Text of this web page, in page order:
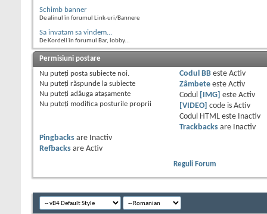
Schimb banner
De alinul în forumul Link-uri/Bannere
Sa invatam sa vindem...
De Kordell în forumul Bar, lobby...
Permisiuni postare
Nu puteţi posta subiecte noi.
Nu puteţi răspunde la subiecte
Nu puteţi adăuga ataşamente
Nu puteţi modifica posturile proprii
Codul BBeste Activ
Zâmbeteeste Activ
Codul
[IMG] este Activ
[VIDEO] code is Activ
Codul HTML este
Inactiv
Trackbacksare
Inactiv
Pingbacks are
Inactiv
Refbacks are Activ
Reguli Forum